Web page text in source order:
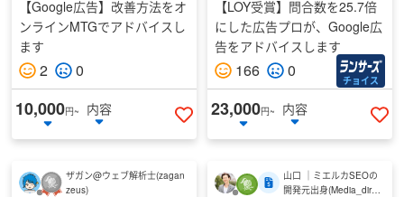
【Google広告】改善方法をオ
ンラインMTGでアドバイスし
ます
2 0
10,000円~
内容
いいねする
【LOY受賞】問合数を25.7倍
にした広告プロが、Google広
告をアドバイスします
166 0 チョイス
23,000円~
内容
い
ザガン@ウェブ解析士(zagan
zeus)
山口 ｜ミエルカSEOの
開発元出身(Media_direct